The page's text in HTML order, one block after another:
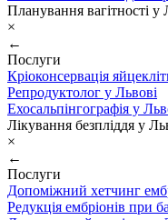
Планування вагітності у
×
←
Послуги
Кріоконсервація
Репродуктолог у Львові
Ехосальпінгографія у
Лікування безпліддя у
×
←
Послуги
Допоміжний хетчинг
Редукція ембріонів при